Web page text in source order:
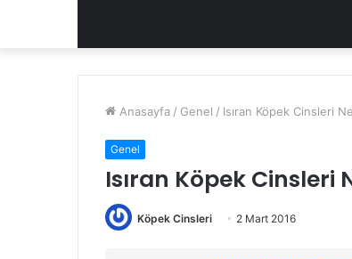
Anasayfa / Genel / Isıran Köpek Cinsleri
Genel
Isıran Köpek Cinsleri
Köpek Cinsleri 2 Mart 2016